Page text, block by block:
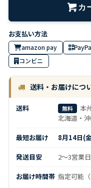
カ
amazon pay
コンビニ
送料・お届けにつ
送料 無料
本
北海道・
最短お届け 8月14日(
発送目安 2～3営業
お届け時間帯 指定可能（